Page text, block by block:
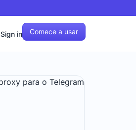
Sign in Comece a usar